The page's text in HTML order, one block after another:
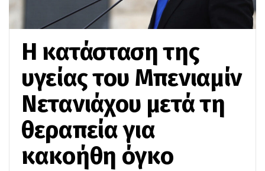
Η κατάσταση της
υγείας του Μπενιαμίν
Νετανιάχου μετά τη
θεραπεία για
κακοήθη όγκο